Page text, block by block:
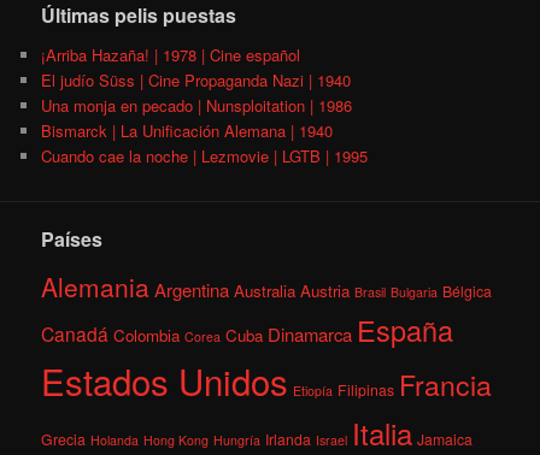
Últimas pelis puestas
¡Arriba Hazaña! | 1978 | Cine español
El judío Süss | Cine Propaganda Nazi | 1940
Una monja en pecado | Nunsploitation | 1986
Bismarck | La Unificación Alemana | 1940
Cuando cae la noche | Lezmovie | LGTB | 1995
Países
AlemaniaArgentina Australia Austria Brasil Bulgaria Bélgica
Canadá Colombia Corea Cuba Dinamarca España
Estados Unidos Etiopía Filipinas Francia
Grecia Holanda Hong Kong Hungría Irlanda Israel Italia Jamaica